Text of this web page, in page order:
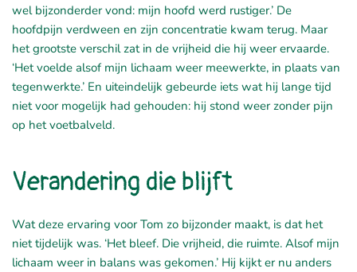
wel bijzonderder vond: mijn hoofd werd rustiger.’ De
hoofdpijn verdween en zijn concentratie kwam terug. Maar
het grootste verschil zat in de vrijheid die hij weer ervaarde.
‘Het voelde alsof mijn lichaam weer meewerkte, in plaats van
tegenwerkte.’ En uiteindelijk gebeurde iets wat hij lange tijd
niet voor mogelijk had gehouden: hij stond weer zonder pijn
op het voetbalveld.
Verandering die blijft
Wat deze ervaring voor Tom zo bijzonder maakt, is dat het
niet tijdelijk was. ‘Het bleef. Die vrijheid, die ruimte. Alsof mijn
lichaam weer in balans was gekomen.’ Hij kijkt er nu anders